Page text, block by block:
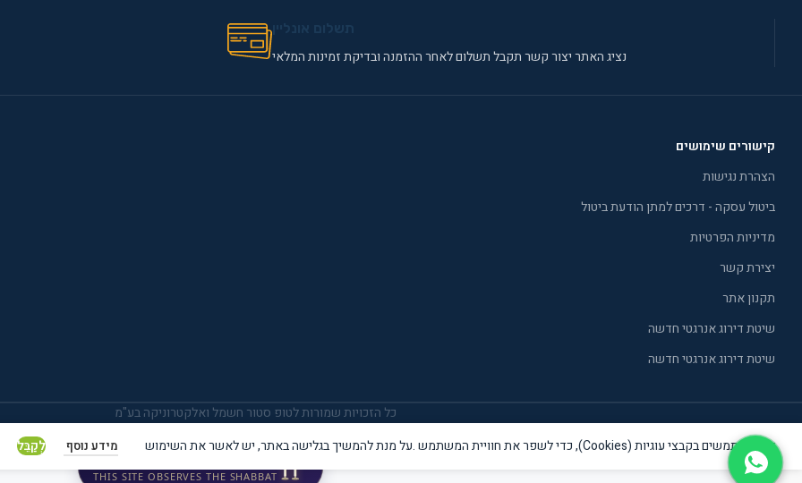
נציג האתר יצור קשר תקבל תשלום לאחר ההזמנה ובדיקת זמינות המלאי
קישורים שימושים
הצהרת נגישות
ביטול עסקה - דרכים למתן הודעת ביטול
מדיניות הפרטיות
יצירת קשר
תקנון אתר
שיטת דירוג אנרגטי חדשה
שיטת דירוג אנרגטי חדשה
כל הזכויות שמורות לטופ סטור חשמל ואלקטרוניקה בע"מ
אנו משתמשים בקבצי עוגיות (Cookies), כדי לשפר את חוויית המשתמש .על מנת להמשיך בגלישה באתר, יש לאשר את השימוש
מידע נוסף לְקַבֵּל
אתר זה שומר שבת קודש
THIS SITE OBSERVES THE SHABBAT